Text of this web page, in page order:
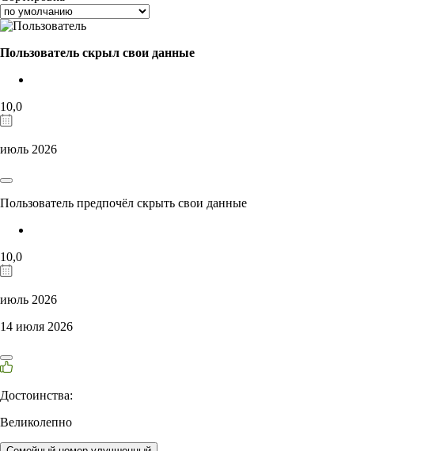
Пользователь скрыл свои данные
10,0
июль 2026
Пользователь предпочёл скрыть свои данные
10,0
июль 2026
14 июля 2026
Достоинства:
Великолепно